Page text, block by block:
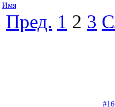
Имя
Пред. 1 2 3
#16